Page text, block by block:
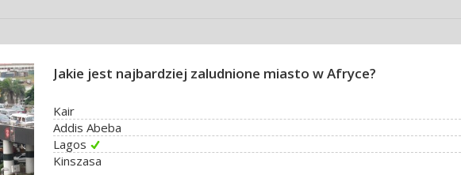
Jakie jest najbardziej zaludnione miasto w Afryce?
Kair
Addis Abeba
Lagos
Kinszasa